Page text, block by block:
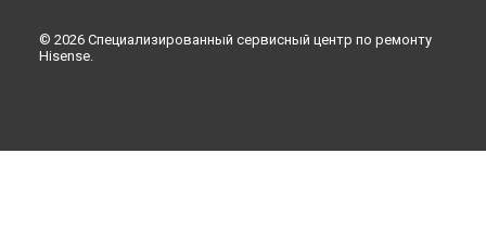
© 2026 Специализированный сервисный центр по ремонту
Hisense.